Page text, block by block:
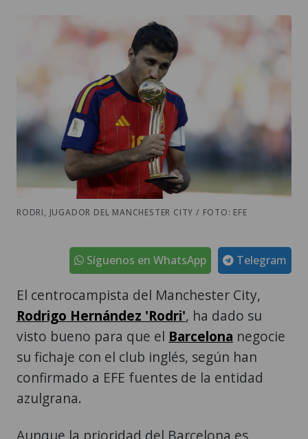
RODRI, JUGADOR DEL MANCHESTER CITY / FOTO: EFE
Telegram
Síguenos en WhatsApp
El centrocampista del Manchester City,
Rodrigo Hernández 'Rodri', ha dado su
visto bueno para que elBarcelona negocie
su fichaje con el club inglés, según han
confirmado a EFE fuentes de la entidad
azulgrana.
Aunque la prioridad del Barcelona es
insistido públicamente el entrenador Hansi